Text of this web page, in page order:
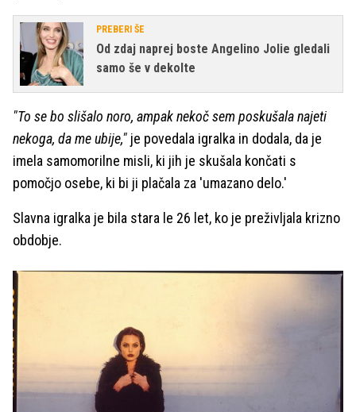
PREBERI ŠE
Od zdaj naprej boste Angelino Jolie gledali
samo še v dekolte
"To se bo slišalo noro, ampak nekoč sem poskušala najeti
nekoga, da me ubije," je povedala igralka in dodala, da je
imela samomorilne misli, ki jih je skušala končati s
pomočjo osebe, ki bi ji plačala za 'umazano delo.'
Slavna igralka je bila stara le 26 let, ko je preživljala krizno
obdobje.